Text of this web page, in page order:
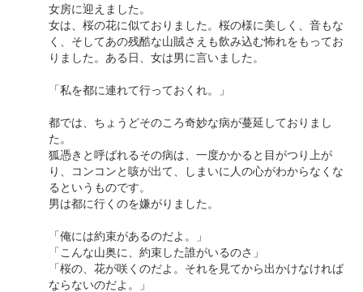
女房に迎えました。
女は、桜の花に似ておりました。桜の様に美しく、音もな
く、そしてあの残酷な山賊さえも飲み込む怖れをもってお
りました。ある日、女は男に言いました。
「私を都に連れて行っておくれ。」
都では、ちょうどそのころ奇妙な病が蔓延しておりまし
た。
狐憑きと呼ばれるその病は、一度かかると目がつり上が
り、コンコンと咳が出て、しまいに人の心がわからなくな
るというものです。
男は都に行くのを嫌がりました。
「俺には約束があるのだよ。」
「こんな山奥に、約束した誰がいるのさ」
「桜の、花が咲くのだよ。それを見てから出かけなければ
ならないのだよ。」